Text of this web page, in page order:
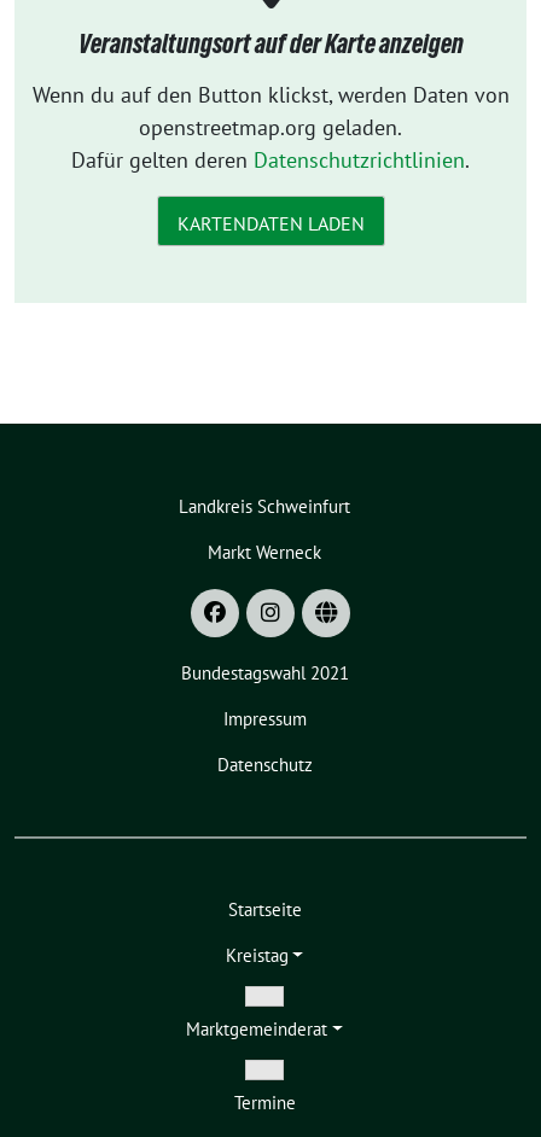
Veranstaltungsort auf der Karte anzeigen
Wenn du auf den Button klickst, werden Daten von
openstreetmap.org geladen.
Dafür gelten deren Datenschutzrichtlinien.
KARTENDATEN LADEN
Landkreis Schweinfurt
Markt Werneck
Bundestagswahl 2021
Impressum
Datenschutz
Startseite
Kreistag
Zeige
Untermenü
Markt­gemeinderat
Zeige
Untermenü
Termine